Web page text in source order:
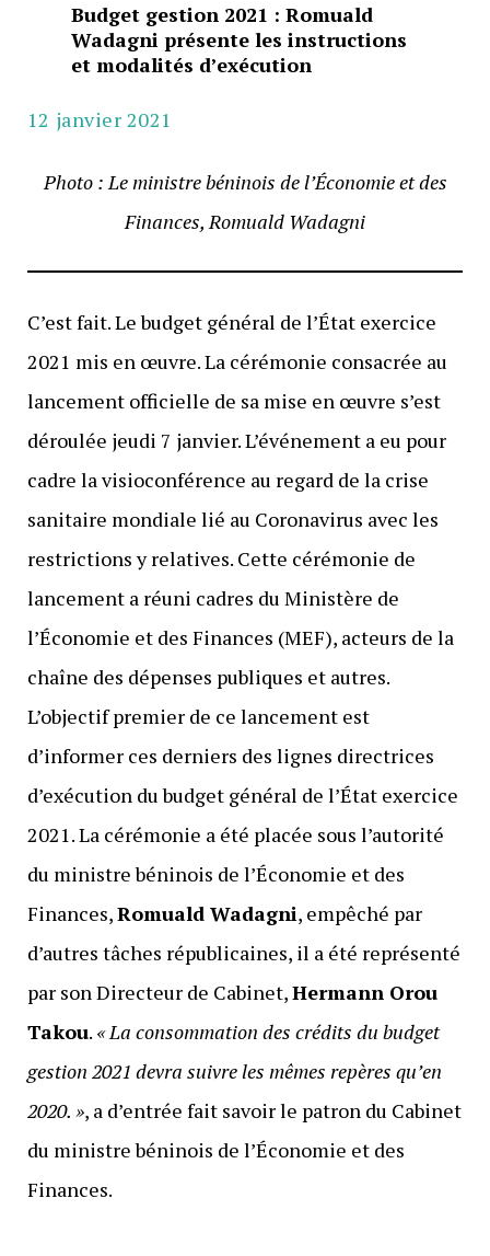
Budget gestion 2021 : Romuald
Wadagni présente les instructions
et modalités d’exécution
12 janvier 2021
Photo: Leministre béninois de l’Économie et des
Finances, Romuald Wadagni
C’est fait. Le budget général de l’État exercice
2021 mis en œuvre. La cérémonie consacrée au
lancement officielle de sa mise en œuvre s’est
déroulée jeudi 7 janvier. L’événement a eu pour
cadre la visioconférence au regard de la crise
sanitaire mondiale lié au Coronavirus avec les
restrictions y relatives. Cette cérémonie de
lancement a réuni cadres du Ministère de
l’Économie et des Finances (MEF), acteurs de la
chaîne des dépenses publiques et autres.
L’objectif premier de ce lancement est
d’informer ces derniers des lignes directrices
d’exécution du budget général de l’État exercice
2021. La cérémonie a été placée sous l’autorité
du ministre béninois de l’Économie et des
Finances,Romuald Wadagni, empêché par
d’autres tâches républicaines, il a été représenté
par son Directeur de Cabinet,Hermann Orou
Takou. « La consommation des crédits du budget
gestion 2021 devra suivre les mêmes repères qu’en
2020. », a d’entrée fait savoir le patron du Cabinet
du ministre béninois de l’Économie et des
Finances.